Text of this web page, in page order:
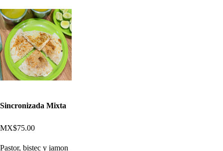
Sincronizada Mixta
MX$75.00
Pastor, bistec y jamon